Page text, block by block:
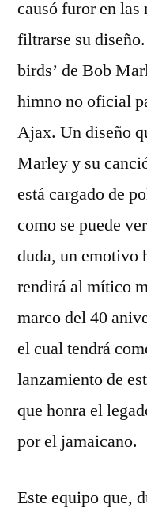
causó furor en las
filtrarse su
birds’ de Bob
himno no oficial
Ajax. Un diseño
Marley y su
está cargado de
como se puede
duda, un emotivo
rendirá al mítico
marco del 40
el cual tendrá
lanzamiento de
que honra el
por el jamaicano.
Este equipo que,